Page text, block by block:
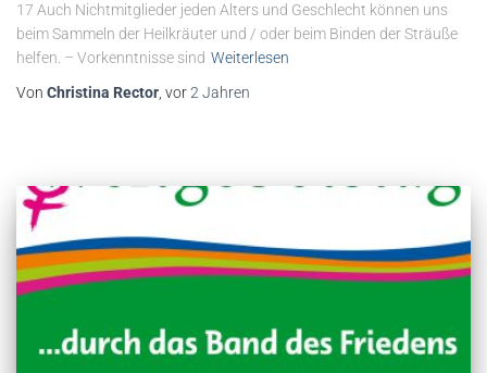
17 Auch Nichtmitglieder jeden Alters und Geschlecht können uns
beim Sammeln der Heilkräuter und / oder beim Binden der Sträuße
helfen. – Vorkenntnisse sind Weiterlesen
Von Christina Rector, vor2 Jahren